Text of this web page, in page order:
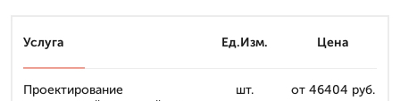
Услуга Ед.Изм. Цена
Проектирование
шт. от 46404 руб.